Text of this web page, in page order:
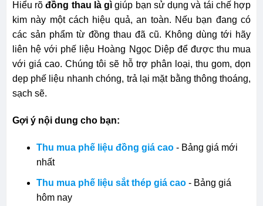
Hiểu rõđồng thau là gìgiúp bạn sử dụng và tái chế hợp
kim này một cách hiệu quả, an toàn. Nếu bạn đang có
các sản phẩm từ đồng thau đã cũ. Không dùng tới hãy
liên hệ với phế liệu Hoàng Ngọc Diệp để được thu mua
với giá cao. Chúng tôi sẽ hỗ trợ phân loại, thu gom, dọn
dẹp phế liệu nhanh chóng, trả lại mặt bằng thông thoáng,
sạch sẽ.
Gợi ý nội dung cho bạn:
Thu mua phế liệu đồng giá cao- Bảng giá mới
nhất
Thu mua phế liệu sắt thép giá cao- Bảng giá
hôm nay